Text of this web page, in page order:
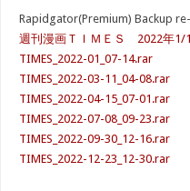
Rapidgator(Premium) Backup
週刊漫画ＴＩＭＥＳ 2022年1/
TIMES_2022-01_07-14.rar
TIMES_2022-03-11_04-08.rar
TIMES_2022-04-15_07-01.rar
TIMES_2022-07-08_09-23.rar
TIMES_2022-09-30_12-16.rar
TIMES_2022-12-23_12-30.rar